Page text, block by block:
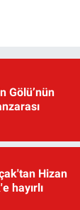
Gölü’nün
Hizan
hayırlı